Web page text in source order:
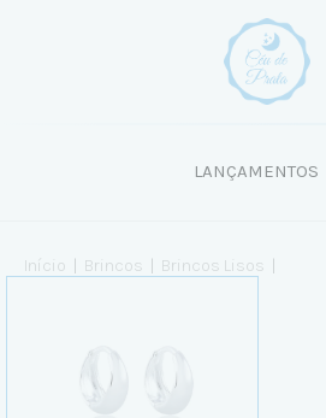
LANÇAMENTOS
Início Brincos Brincos Lisos